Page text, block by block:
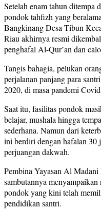
Setelah enam tahun ditempa
pondok tahfizh yang
Bangkinang Desa Tibun
Riau akhirnya resmi
penghafal Al-Qur’an dan
Tangis bahagia, pelukan
perjalanan panjang para
2020, di masa pandemi
Saat itu, fasilitas pondok
belajar, mushala hingga
sederhana. Namun dari
ini berdiri dengan hafalan 30
perjuangan dakwah.
Pembina Yayasan Al
sambutannya
pondok yang kini telah
pendidikan santri.